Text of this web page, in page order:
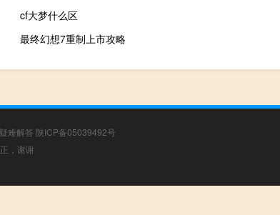
cf大梦什么区
最终幻想7重制上市攻略
疑难解答 陕ICP备05039492号
，谢谢